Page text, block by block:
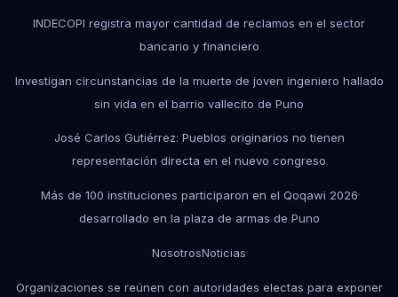
INDECOPI registra mayor cantidad de reclamos en el sector
bancario y financiero
Investigan circunstancias de la muerte de joven ingeniero hallado
sin vida en el barrio vallecito de Puno
José Carlos Gutiérrez: Pueblos originarios no tienen
representación directa en el nuevo congreso
Más de 100 instituciones participaron en el Qoqawi 2026
desarrollado en la plaza de armas de Puno
NosotrosNoticias
Organizaciones se reúnen con autoridades electas para exponer